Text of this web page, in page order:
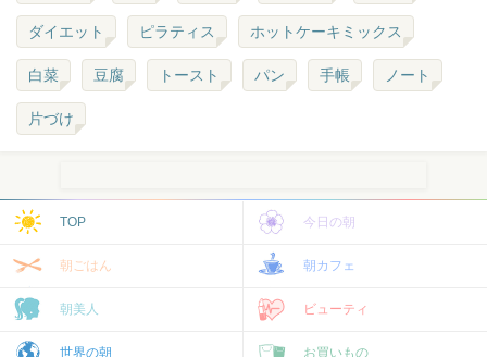
ダイエット ピラティス ホットケーキミックス
白菜 豆腐 トースト パン 手帳 ノート
片づけ
TOP 今日の朝
朝ごはん 朝カフェ
朝美人 ビューティ
世界の朝 お買いもの